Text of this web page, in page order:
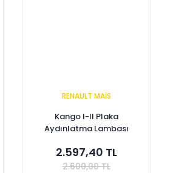
RENAULT MAİS
Kango I-II Plaka
Aydınlatma Lambası
- Renault Mais
2.597,40 TL
2.600,00 TL